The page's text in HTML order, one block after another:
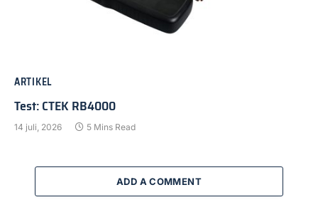
ARTIKEL
Test: CTEK RB4000
14 juli, 2026 5 Mins Read
ADD A COMMENT